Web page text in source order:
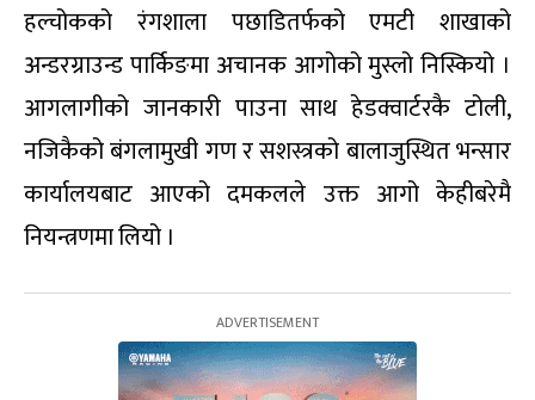
हल्चोकको रंगशाला पछाडितर्फको एमटी शाखाको
अन्डरग्राउन्ड पार्किङमा अचानक आगोको मुस्लो निस्कियो ।
आगलागीको जानकारी पाउना साथ हेडक्वार्टरकै टोली,
नजिकैको बंगलामुखी गण र सशस्त्रको बालाजुस्थित भन्सार
कार्यालयबाट आएको दमकलले उक्त आगो केहीबरेमै
नियन्त्रणमा लियो ।